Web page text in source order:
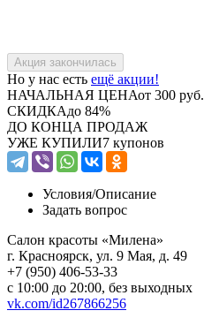
Но у нас есть ещё акции!
НАЧАЛЬНАЯ ЦЕНАот 300 руб.
СКИДКАдо 84%
ДО КОНЦА ПРОДАЖ
УЖЕ КУПИЛИ7 купонов
Условия/Описание
Задать вопрос
Салон красоты «Милена»
г. Красноярск, ул. 9 Мая, д. 49
+7 (950) 406-53-33
с 10:00 до 20:00, без выходных
vk.com/id267866256